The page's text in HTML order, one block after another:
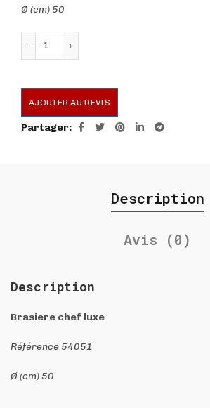
Ø (cm) 50
AJOUTER AU DEVIS
Partager
Description
Avis (0)
Description
Brasiere chef luxe
Référence 54051
Ø (cm) 50